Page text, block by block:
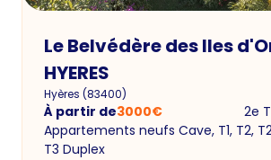
Le Belvédère des Iles
HYERES
Hyères (83400)
À partir de3000€
2e
Appartements neufs Cave, T1, T2,
T3 Duplex